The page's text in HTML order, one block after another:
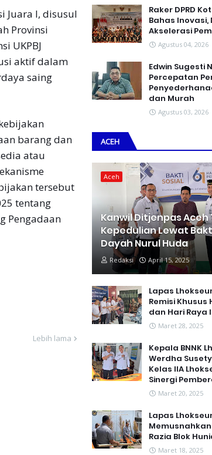
Juara I, disusul
Provinsi
UKPBJ
aktif dalam
saing
barang dan
atau
tersebut
tentang
Pengadaan
Lebih lama
Raker DPRD
Bahas
Akselerasi
Agustus 04, 2026
Edwin Sugesti
Percepatan
dan Murah
Agustus 03, 2026
ACEH
Aceh
Kanwil Ditjenpas Aceh
Kepedulian Lewat
Dayah Nurul Huda
Redaksi April 15, 2025
Lapas
Remisi Khusus
dan Hari Raya
Maret 28, 2025
Kepala BNNK
Werdha
Kelas IIA
Sinergi
Maret 20, 2025
Lapas
Razia Blok
Maret 18, 2025